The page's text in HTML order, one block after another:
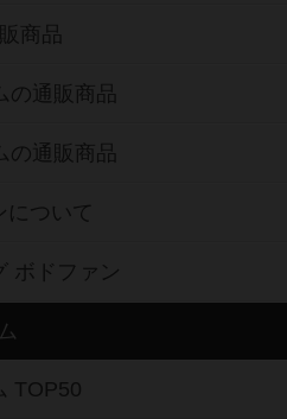
商品
の通販商品
の通販商品
について
ボドファン
TOP50